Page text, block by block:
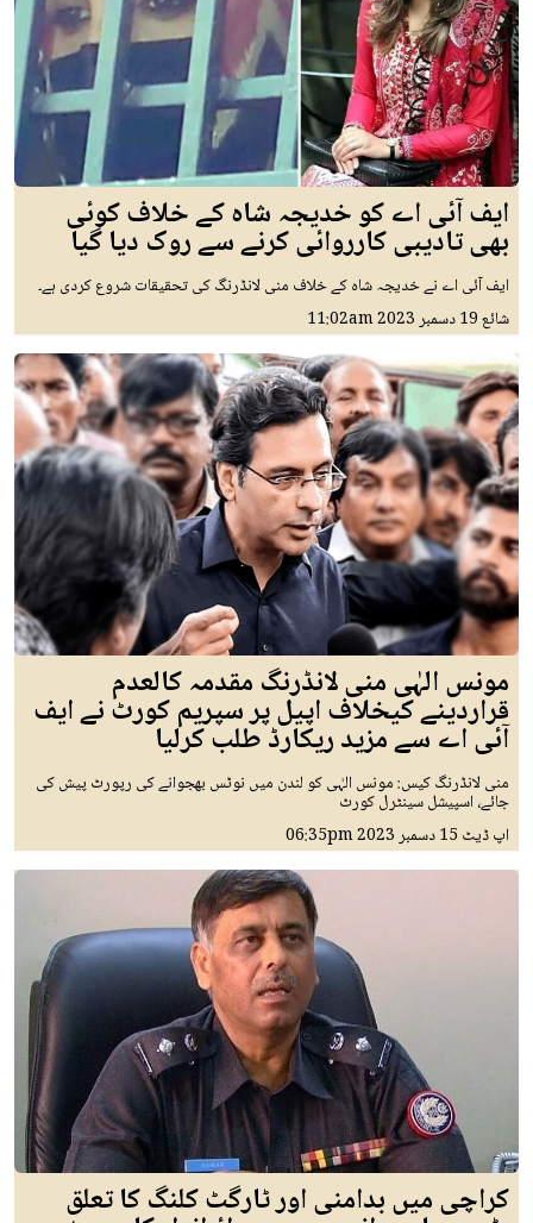
ایف آئی اے کو خدیجہ شاہ کے خلاف کوئی
بھی تادیبی کارروائی کرنے سے روک دیا گیا
ایف آئی اے نے خدیجہ شاہ کے خلاف منی لانڈرنگ کی تحقیقات شروع کردی ہے۔
شائع19 دسمبر 2023 11:02am
مونس الہٰی منی لانڈرنگ مقدمہ کالعدم
قراردینے کیخلاف اپیل پر سپریم کورٹ نے ایف
آئی اے سے مزید ریکارڈ طلب کرلیا
منی لانڈرنگ کیس: مونس الہٰی کو لندن میں نوٹس بھجوانے کی رپورٹ پیش کی
جائے، اسپیشل سینٹرل کورٹ
اپ ڈیٹ 15 دسمبر 2023 06:35pm
کراچی میں بدامنی اور ٹارگٹ کلنگ کا تعلق